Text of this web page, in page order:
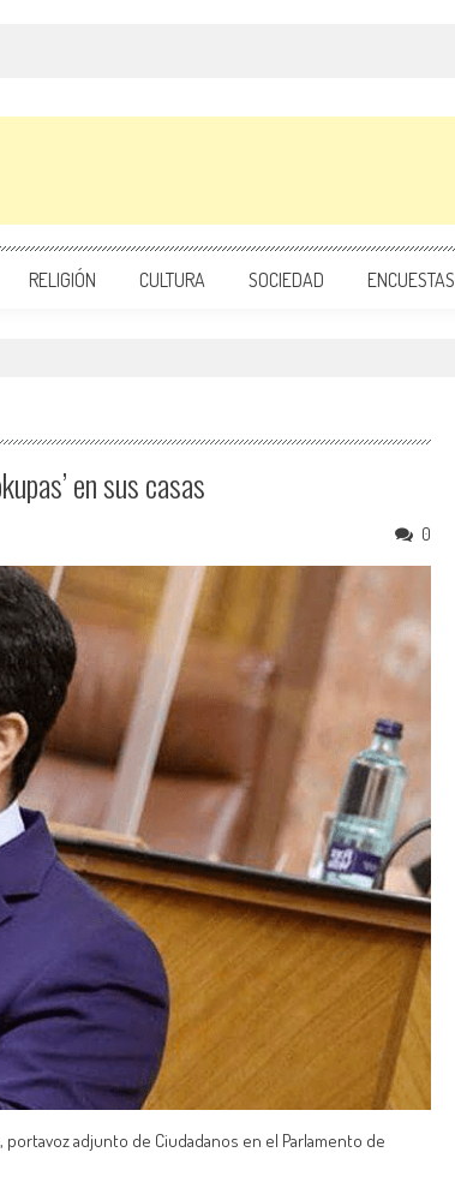
RELIGIÓN CULTURA SOCIEDAD ENCUESTAS
en sus casas
0
portavoz adjunto de Ciudadanos en el Parlamento de